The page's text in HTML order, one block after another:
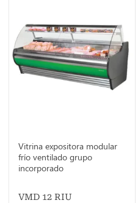
Vitrina expositora modular
frío ventilado grupo
incorporado
VMD 12 RIU